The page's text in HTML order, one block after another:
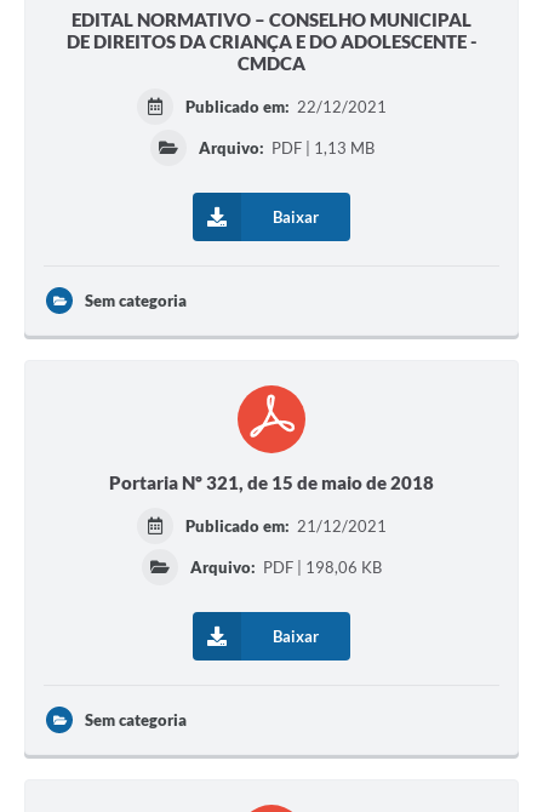
EDITAL NORMATIVO – CONSELHO MUNICIPAL
DE DIREITOS DA CRIANÇA E DO ADOLESCENTE -
CMDCA
Publicado em: 22/12/2021
Arquivo: PDF | 1,13 MB
Baixar
Sem categoria
Portaria Nº 321, de 15 de maio de 2018
Publicado em: 21/12/2021
Arquivo: PDF | 198,06 KB
Baixar
Sem categoria